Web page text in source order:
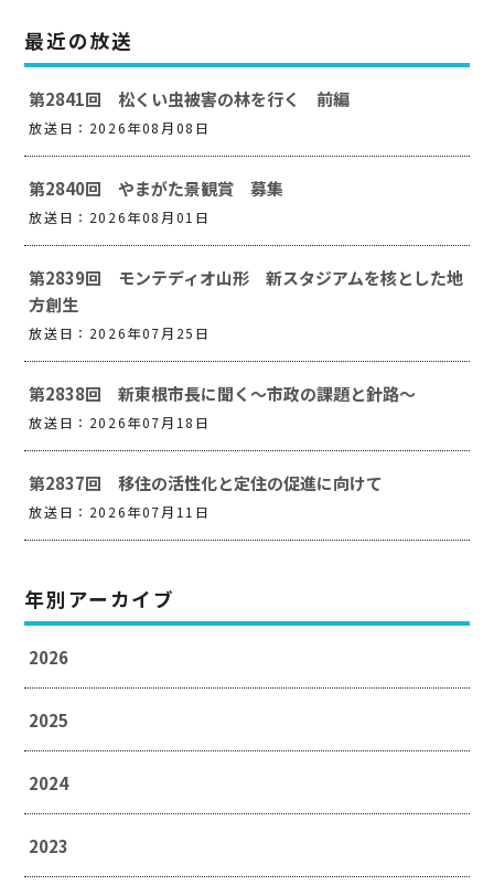
最近の放送
第2841回 松くい虫被害の林を行く 前編
放送日：2026年08月08日
第2840回 やまがた景観賞 募集
放送日：2026年08月01日
第2839回 モンテディオ山形 新スタジアムを核とした地
方創生
放送日：2026年07月25日
第2838回 新東根市長に聞く～市政の課題と針路～
放送日：2026年07月18日
第2837回 移住の活性化と定住の促進に向けて
放送日：2026年07月11日
年別アーカイブ
2026
2025
2024
2023